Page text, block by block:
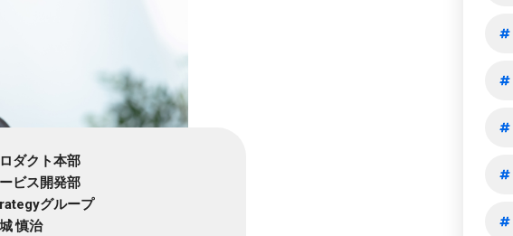
ダクト本部
ビス開発部
グループ
慎治